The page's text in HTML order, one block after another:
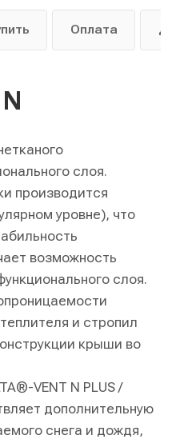
Оплата
слоя.
производится
уровне), что
возможность
слоя.
и стропил
крыши во
VENT N PLUS /
дополнительную
снега и дождя,